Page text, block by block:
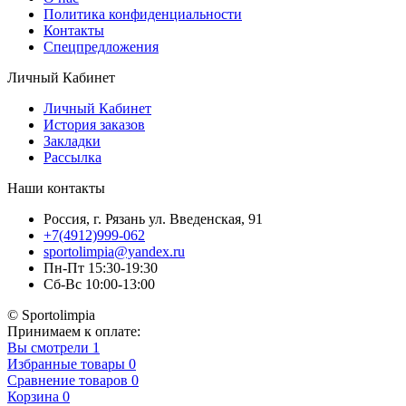
Политика конфиденциальности
Контакты
Спецпредложения
Личный Кабинет
Личный Кабинет
История заказов
Закладки
Рассылка
Наши контакты
Россия, г. Рязань ул. Введенская, 91
+7(4912)999-062
sportolimpia@yandex.ru
Пн-Пт 15:30-19:30
Сб-Вс 10:00-13:00
© Sportolimpia
Принимаем к оплате:
Вы смотрели 1
Избранные товары 0
Сравнение товаров 0
Корзина 0